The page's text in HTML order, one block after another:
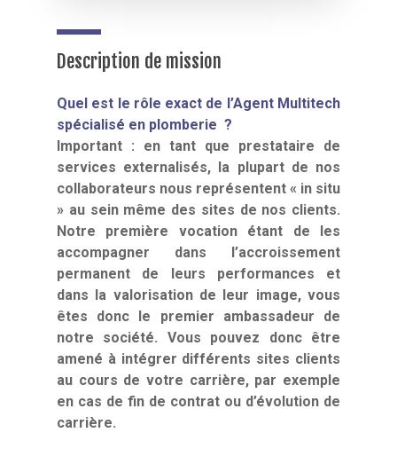
Description de mission
Quel est le rôle exact de l’Agent Multitech
spécialisé en plomberie ?
Important : en tant que prestataire de
services externalisés, la plupart de nos
collaborateurs nous représentent « in situ
» au sein même des sites de nos clients.
Notre première vocation étant de les
accompagner dans l’accroissement
permanent de leurs performances et
dans la valorisation de leur image, vous
êtes donc le premier ambassadeur de
notre société. Vous pouvez donc être
amené à intégrer différents sites clients
au cours de votre carrière, par exemple
en cas de fin de contrat ou d’évolution de
carrière.